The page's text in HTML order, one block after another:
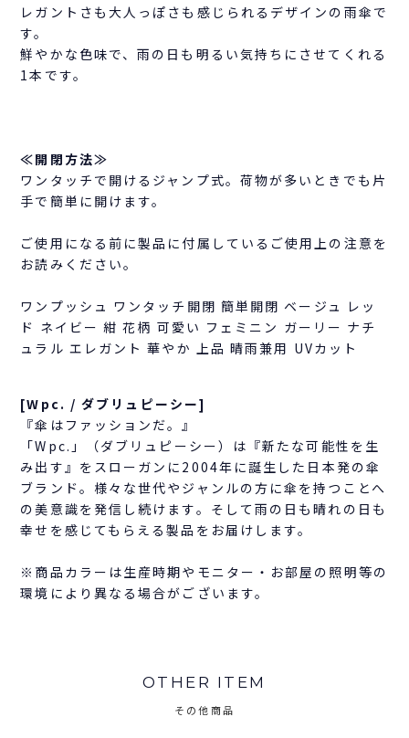
レガントさも大人っぽさも感じられるデザインの雨傘で
す。
鮮やかな色味で、雨の日も明るい気持ちにさせてくれる
1本です。
≪開閉方法≫
ワンタッチで開けるジャンプ式。荷物が多いときでも片
手で簡単に開けます。
ご使用になる前に製品に付属しているご使用上の注意を
お読みください。
ワンプッシュ ワンタッチ開閉 簡単開閉 ベージュ レッ
ド ネイビー 紺 花柄 可愛い フェミニン ガーリー ナチ
ュラル エレガント 華やか 上品 晴雨兼用 UVカット
[Wpc. / ダブリュピーシー]
『傘はファッションだ。』
「Wpc.」（ダブリュピーシー）は『新たな可能性を生
み出す』をスローガンに2004年に誕生した日本発の傘
ブランド。様々な世代やジャンルの方に傘を持つことへ
の美意識を発信し続けます。そして雨の日も晴れの日も
幸せを感じてもらえる製品をお届けします。
※商品カラーは生産時期やモニター・お部屋の照明等の
環境により異なる場合がございます。
OTHER ITEM
その他商品